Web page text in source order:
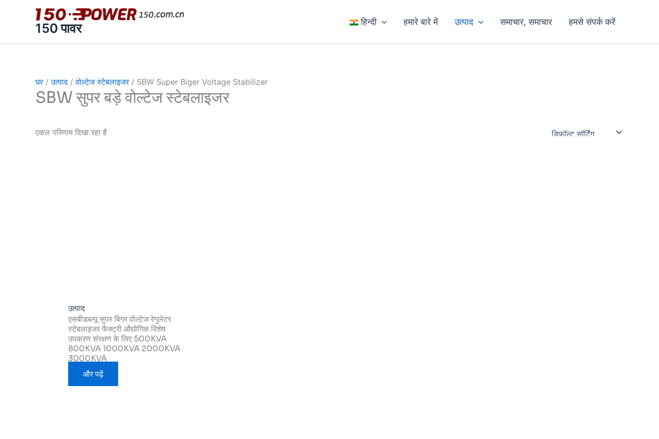
容
150 पावर हिन्दी हमारे बारे में उत्पाद समाचार, समाचार हमसे संपर्क करें
घर/उत्पाद/वोल्टेज स्टेबलाइजर/ SBW Super Biger Voltage Stabilizer
SBW सुपर बड़े वोल्टेज स्टेबलाइजर
एकल परिणाम दिखा रहा है
उत्पाद
एसबीडब्ल्यू सुपर बिगर वोल्टेज रेगुलेटर
स्टेबलाइजर फैक्ट्री औद्योगिक विशेष
उपकरण संरक्षण के लिए 500KVA
800KVA 1000KVA 2000KVA
3000KVA
और पढ़ें